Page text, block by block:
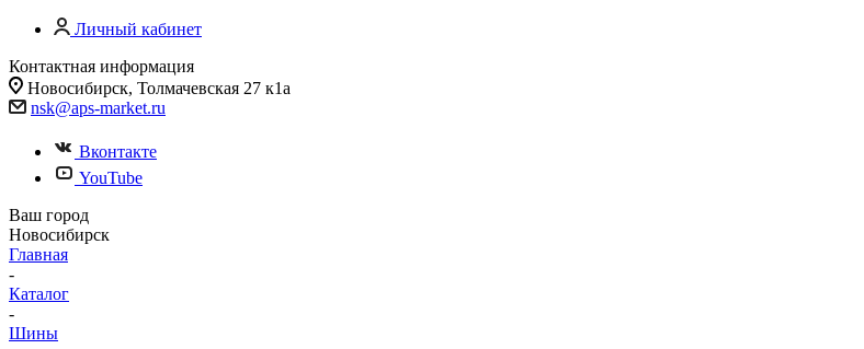
Личный кабинет
Контактная информация
Новосибирск, Толмачевская 27 к1а
nsk@aps-market.ru
Вконтакте
YouTube
Ваш город
Новосибирск
Главная
-
Каталог
-
Шины